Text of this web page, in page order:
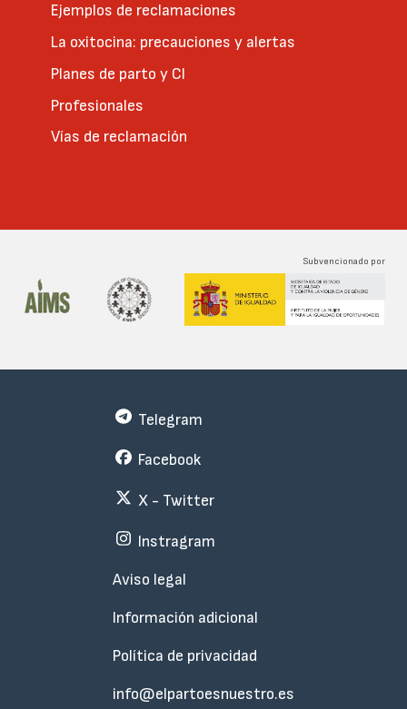
Ejemplos de reclamaciones
La oxitocina: precauciones y alertas
Planes de parto y CI
Profesionales
Vías de reclamación
Subvencionado por
Subfooter
Telegram
Facebook
X - Twitter
Instragram
Aviso legal
Información adicional
Política de privacidad
info@elpartoesnuestro.es